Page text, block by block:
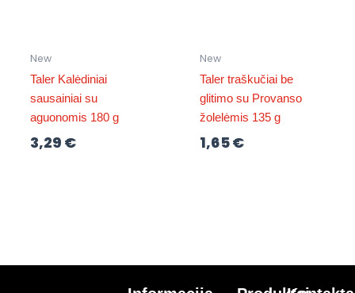
New
Taler Kalėdiniai
sausainiai su
aguonomis 180 g
3,29 €
New
Taler traškučiai be
glitimo su Provanso
žolelėmis 135 g
1,65€